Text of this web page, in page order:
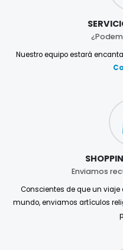
Nuestro equipo estará
Enviamos
Conscientes de que un viaje
mundo, enviamos artículos